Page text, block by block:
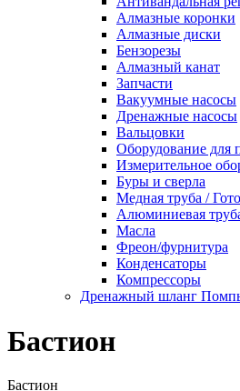
Алмазные коронки
Алмазные диски
Бензорезы
Алмазный канат
Запчасти
Вакуумные насосы
Дренажные насосы
Вальцовки
Оборудование для
Измерительное
Буры и сверла
Медная труба /
Алюминиевая
Масла
Фреон/фурнитура
Конденсаторы
Компрессоры
Дренажный шланг
Бастион
Бастион